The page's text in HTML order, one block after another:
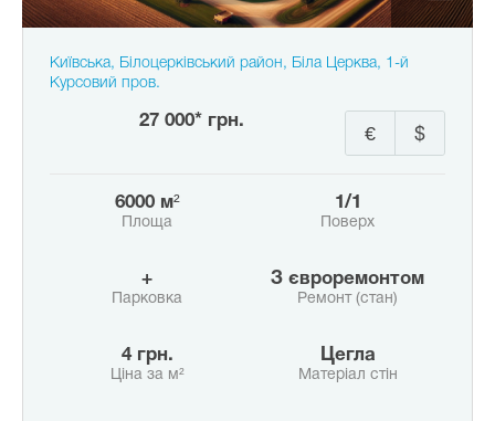
Київська, Білоцерківський район, Біла Церква, 1-й
Курсовий пров.
27 000* грн.
$
€
6000 м²
Площа
1/1
Поверх
+
Парковка
з євроремонтом
Ремонт (стан)
4 грн.
Ціна за м²
Цегла
Матеріал стін